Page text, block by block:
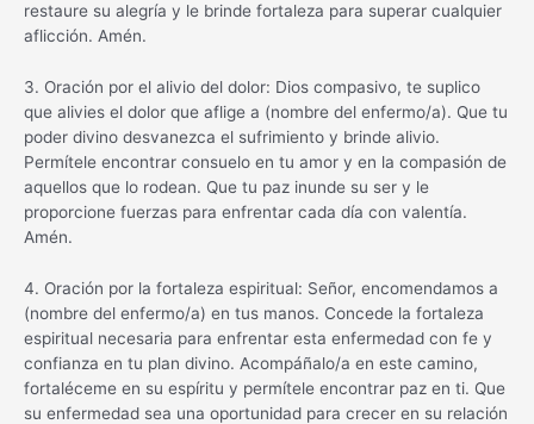
restaure su alegría y le brinde fortaleza para superar cualquier
aflicción. Amén.
3. Oración por el alivio del dolor: Dios compasivo, te suplico
que alivies el dolor que aflige a (nombre del enfermo/a). Que tu
poder divino desvanezca el sufrimiento y brinde alivio.
Permítele encontrar consuelo en tu amor y en la compasión de
aquellos que lo rodean. Que tu paz inunde su ser y le
proporcione fuerzas para enfrentar cada día con valentía.
Amén.
4. Oración por la fortaleza espiritual: Señor, encomendamos a
(nombre del enfermo/a) en tus manos. Concede la fortaleza
espiritual necesaria para enfrentar esta enfermedad con fe y
confianza en tu plan divino. Acompáñalo/a en este camino,
fortaléceme en su espíritu y permítele encontrar paz en ti. Que
su enfermedad sea una oportunidad para crecer en su relación